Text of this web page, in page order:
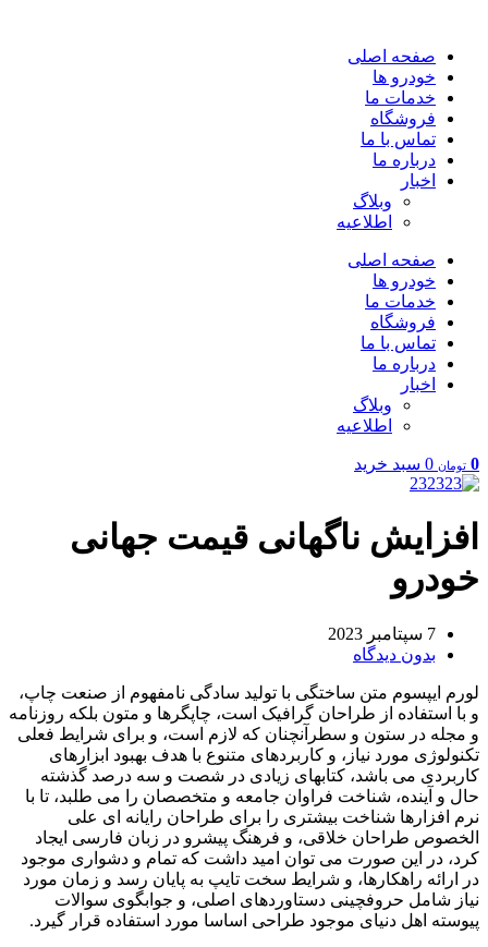
محتوا
صفحه اصلی
خودرو ها
خدمات ما
فروشگاه
تماس با ما
درباره ما
اخبار
وبلاگ
اطلاعیه
صفحه اصلی
خودرو ها
خدمات ما
فروشگاه
تماس با ما
درباره ما
اخبار
وبلاگ
اطلاعیه
0 تومان 0 سبد خرید
افزایش ناگهانی قیمت جهانی
خودرو
7 سپتامبر 2023
بدون دیدگاه
لورم ایپسوم متن ساختگی با تولید سادگی نامفهوم از صنعت چاپ،
و با استفاده از طراحان گرافیک است، چاپگرها و متون بلکه روزنامه
و مجله در ستون و سطرآنچنان که لازم است، و برای شرایط فعلی
تکنولوژی مورد نیاز، و کاربردهای متنوع با هدف بهبود ابزارهای
کاربردی می باشد، کتابهای زیادی در شصت و سه درصد گذشته
حال و آینده، شناخت فراوان جامعه و متخصصان را می طلبد، تا با
نرم افزارها شناخت بیشتری را برای طراحان رایانه ای علی
الخصوص طراحان خلاقی، و فرهنگ پیشرو در زبان فارسی ایجاد
کرد، در این صورت می توان امید داشت که تمام و دشواری موجود
در ارائه راهکارها، و شرایط سخت تایپ به پایان رسد و زمان مورد
نیاز شامل حروفچینی دستاوردهای اصلی، و جوابگوی سوالات
پیوسته اهل دنیای موجود طراحی اساسا مورد استفاده قرار گیرد.